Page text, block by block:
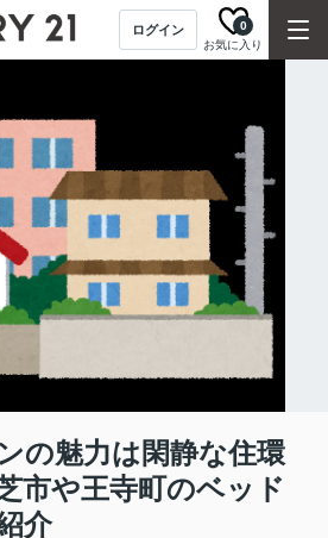
ログイン
お気に入り
0
の魅力は閑静な住環
市や王寺町のベッド
介